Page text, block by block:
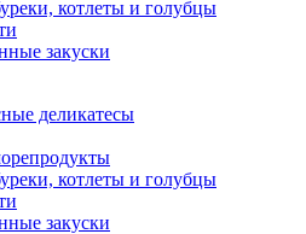
котлеты и голубцы
закуски
деликатесы
котлеты и голубцы
закуски